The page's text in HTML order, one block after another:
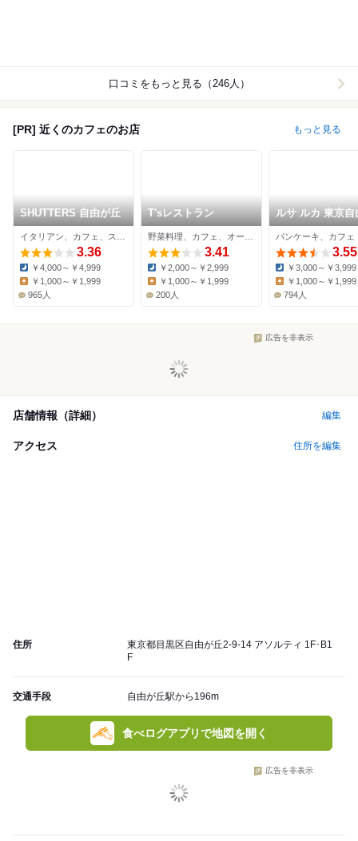
口コミをもっと見る（246人）
[PR] 近くのカフェのお店 もっと見る
SHUTTERS 自由が丘
3.36
Dinner:
￥4,000～￥4,999
￥1,000～￥1,999
965人
T'sレストラン
3.41
Dinner:
￥2,000～￥2,999
￥1,000～￥1,999
200人
ルサ ルカ 東京自
丘店
パンケーキ、カフェ
3.55
Dinner:
￥3,000～￥3,999
￥1,000～￥1,999
794人
広告を非表示
店舗情報（詳細） 編集
アクセス 住所を編集
住所
東京都目黒区自由が丘2-9-14 アソルティ 1F･B1
F
交通手段 自由が丘駅から196m
食べログアプリで地図を開く
広告を非表示